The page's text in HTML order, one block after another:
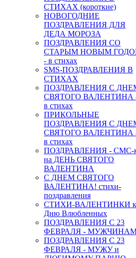
СТИХАХ (короткие)
НОВОГОДНИЕ
ПОЗДРАВЛЕНИЯ ДЛЯ
ДЕДА МОРОЗА
ПОЗДРАВЛЕНИЯ СО
СТАРЫМ НОВЫМ
- в стихах
SMS-ПОЗДРАВЛЕНИЯ В
СТИХАХ
ПОЗДРАВЛЕНИЯ С
СВЯТОГО ВАЛЕНТИНА
в стихах
ПРИКОЛЬНЫЕ
ПОЗДРАВЛЕНИЯ С
СВЯТОГО ВАЛЕНТИНА
в стихах
ПОЗДРАВЛЕНИЯ - СМС-
на ДЕНЬ СВЯТОГО
ВАЛЕНТИНА
С ДНЕМ СВЯТОГО
ВАЛЕНТИНА! стихи-
поздравления
СТИХИ-ВАЛЕНТИНКИ
Дню Влюбленных
ПОЗДРАВЛЕНИЯ С 23
ФЕВРАЛЯ -
ПОЗДРАВЛЕНИЯ С 23
ФЕВРАЛЯ - МУЖУ и